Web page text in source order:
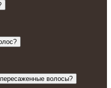
волосы?